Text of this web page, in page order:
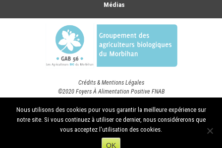
Médias
Crédits & Mentions Légales
©2020 Foyers À Alimentation Positive FNAB
Nous utilisons des cookies pour vous garantir la meilleure expérience sur
notre site. Si vous continuez à utiliser ce dernier, nous considérerons que
vous acceptez l'utilisation des cookies.
OK